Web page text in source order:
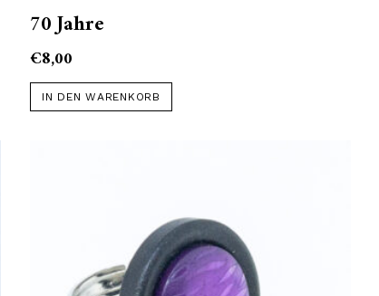
70 Jahre
€8,00
IN DEN WARENKORB